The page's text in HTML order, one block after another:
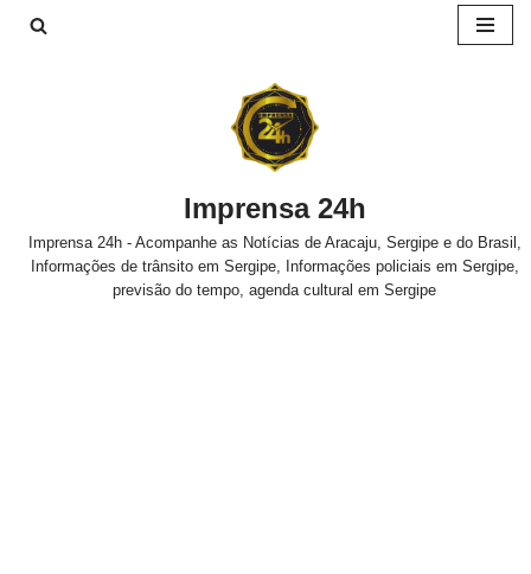
Imprensa 24h
Imprensa 24h - Acompanhe as Notícias de Aracaju, Sergipe e do Brasil,
Informações de trânsito em Sergipe, Informações policiais em Sergipe,
previsão do tempo, agenda cultural em Sergipe